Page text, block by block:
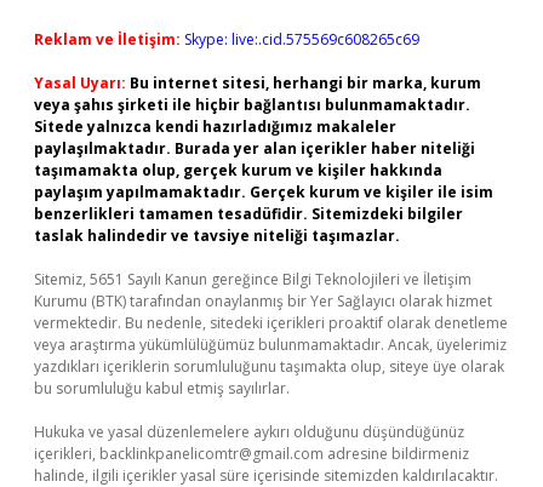
Reklam ve İletişim: Skype: live:.cid.575569c608265c69
Yasal Uyarı: Bu internet sitesi, herhangi bir marka, kurum
veya şahıs şirketi ile hiçbir bağlantısı bulunmamaktadır.
Sitede yalnızca kendi hazırladığımız makaleler
paylaşılmaktadır. Burada yer alan içerikler haber niteliği
taşımamakta olup, gerçek kurum ve kişiler hakkında
paylaşım yapılmamaktadır. Gerçek kurum ve kişiler ile isim
benzerlikleri tamamen tesadüfidir. Sitemizdeki bilgiler
taslak halindedir ve tavsiye niteliği taşımazlar.
Sitemiz, 5651 Sayılı Kanun gereğince Bilgi Teknolojileri ve İletişim
Kurumu (BTK) tarafından onaylanmış bir Yer Sağlayıcı olarak hizmet
vermektedir. Bu nedenle, sitedeki içerikleri proaktif olarak denetleme
veya araştırma yükümlülüğümüz bulunmamaktadır. Ancak, üyelerimiz
yazdıkları içeriklerin sorumluluğunu taşımakta olup, siteye üye olarak
bu sorumluluğu kabul etmiş sayılırlar.
Hukuka ve yasal düzenlemelere aykırı olduğunu düşündüğünüz
içerikleri, backlinkpanelicomtr@gmail.com adresine bildirmeniz
halinde, ilgili içerikler yasal süre içerisinde sitemizden kaldırılacaktır.